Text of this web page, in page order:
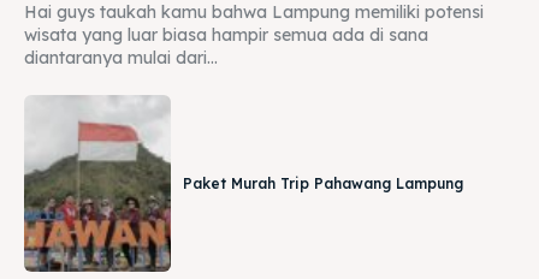
Hai guys taukah kamu bahwa Lampung memiliki potensi
wisata yang luar biasa hampir semua ada di sana
diantaranya mulai dari...
Paket Murah Trip Pahawang Lampung